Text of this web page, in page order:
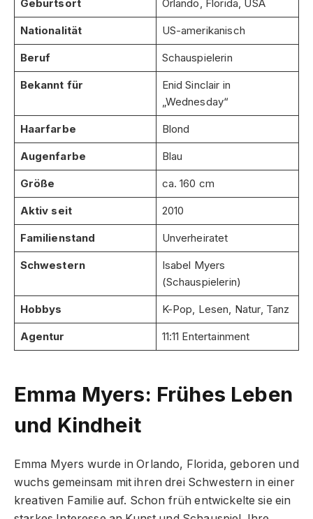
Geburtsort Orlando, Florida, USA
Nationalität US-amerikanisch
Beruf Schauspielerin
Bekannt für
Enid Sinclair in
„Wednesday“
Haarfarbe Blond
Augenfarbe Blau
Größe ca. 160 cm
Aktiv seit 2010
Familienstand Unverheiratet
Schwestern
Isabel Myers
(Schauspielerin)
Hobbys K-Pop, Lesen, Natur, Tanz
Agentur 11:11 Entertainment
Emma Myers: Frühes Leben
und Kindheit
Emma Myers wurde in Orlando, Florida, geboren und
wuchs gemeinsam mit ihren drei Schwestern in einer
kreativen Familie auf. Schon früh entwickelte sie ein